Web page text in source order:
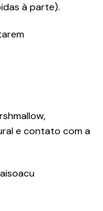
à parte).
e contato com a